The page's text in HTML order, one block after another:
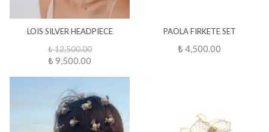
LOIS SILVER HEADPIECE
₺ 12,500.00
₺ 9,500.00
PAOLA FIRKETE SET
₺ 4,500.00